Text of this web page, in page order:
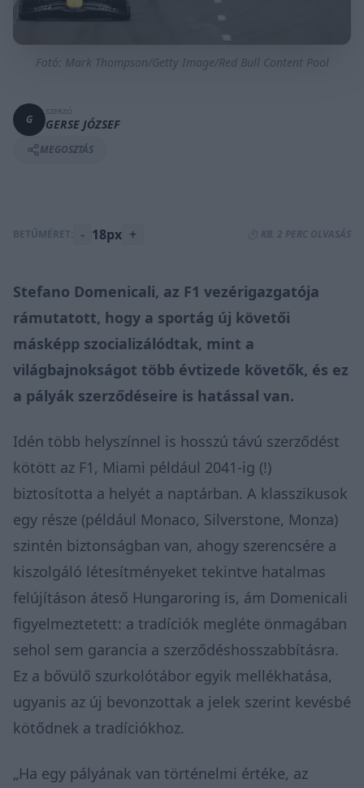
Fotó: Mark Thompson/Getty Image/Red Bull Content Pool
G GERSE JÓZSEF
MEGOSZTÁS
BETŰMÉRET: - 18px + ⏱️ KB. 2 PERC OLVASÁS
Stefano Domenicali, az F1 vezérigazgatója
rámutatott, hogy a sportág új követői
másképp szocializálódtak, mint a
világbajnokságot több évtizede követők, és ez
a pályák szerződéseire is hatással van.
Idén több helyszínnel is hosszú távú szerződést
kötött az F1, Miami például 2041-ig (!)
biztosította a helyét a naptárban. A klasszikusok
egy része (például Monaco, Silverstone, Monza)
szintén biztonságban van, ahogy szerencsére a
kiszolgáló létesítményeket tekintve hatalmas
felújításon áteső Hungaroring is, ám Domenicali
figyelmeztetett: a tradíciók megléte önmagában
sehol sem garancia a szerződéshosszabbításra.
Ez a bővülő szurkolótábor egyik mellékhatása,
ugyanis az új bevonzottak a jelek szerint kevésbé
kötődnek a tradíciókhoz.
„Ha egy pályának van történelmi értéke, az